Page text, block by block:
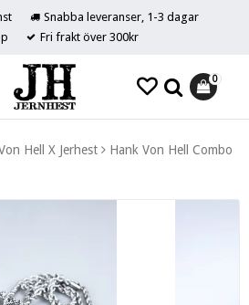
Snabba leveranser, 1-3 dagar
Fri frakt över 300kr
0
Hell X Jerhest
Hank Von Hell Combo